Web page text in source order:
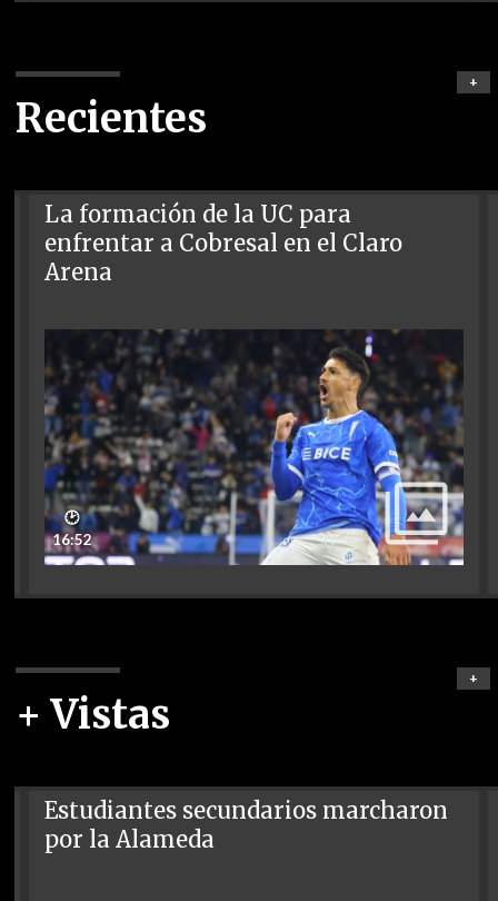
Recientes
+
La formación de la UC para
enfrentar a Cobresal en el Claro
Arena
🕑
16:52
+ Vistas
+
Estudiantes secundarios marcharon
por la Alameda